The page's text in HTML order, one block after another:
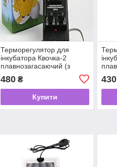
Терморегулятор для
інкубатора Квочка-2
плавнозагасаючий (з
480₴
Купити
430